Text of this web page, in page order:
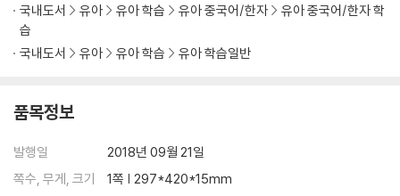
국내도서
유아 유아 학습 유아 중국어/한자
유아 중국어/한자 학
습
국내도서
유아 유아 학습 유아 학습일반
품목정보
발행일
2018년 09월 21일
쪽수, 무게, 크기
1쪽 | 297*420*15mm